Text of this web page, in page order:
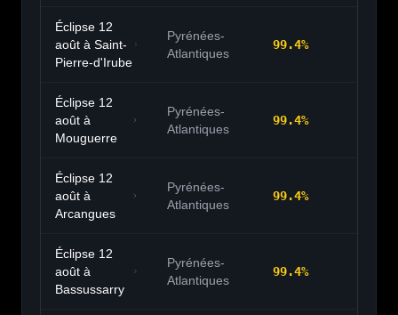
Éclipse 12
août à Saint-
Pierre-d'Irube
Pyrénées-
Atlantiques
99.4%
Éclipse 12
août à
Mouguerre
Pyrénées-
Atlantiques
99.4%
Éclipse 12
août à
Arcangues
Pyrénées-
Atlantiques
99.4%
Éclipse 12
août à
Bassussarry
Pyrénées-
Atlantiques
99.4%